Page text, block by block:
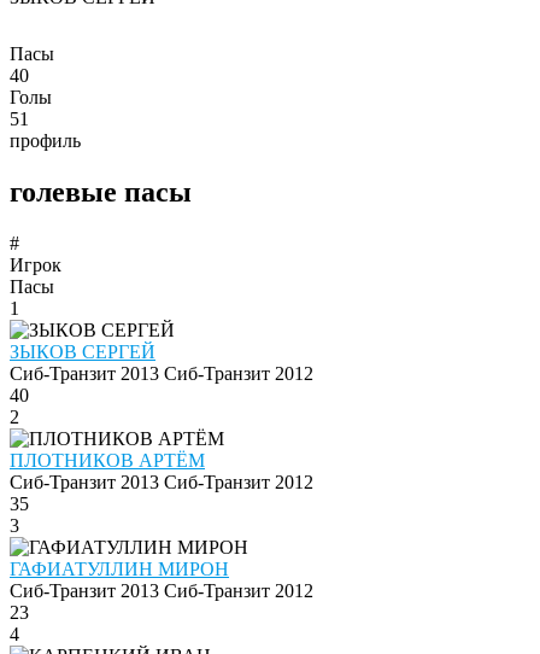
Пасы
40
Голы
51
профиль
голевые пасы
#
Игрок
Пасы
1
ЗЫКОВ СЕРГЕЙ
Сиб-Транзит 2013 Сиб-Транзит 2012
40
2
ПЛОТНИКОВ АРТЁМ
Сиб-Транзит 2013 Сиб-Транзит 2012
35
3
ГАФИАТУЛЛИН МИРОН
Сиб-Транзит 2013 Сиб-Транзит 2012
23
4